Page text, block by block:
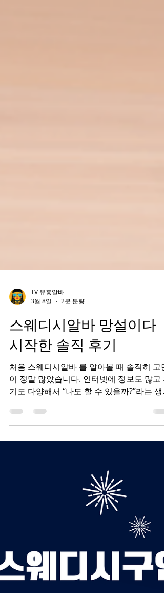
3월 8일
2분 분량
스웨디시알바 망설이다
시작한 솔직 후기
처음 스웨디시알바 를 알아볼 때 솔직히 고민
기도 다양해서 “나도 할 수 있을까?”라는 생
이 계속 들었거든요. 하지만 막상 시작해 보
생각보다 괜찮았고, 지금은 왜 많은 사람들이
솔직하게 정리해 보겠습니다. 스웨디시알바
처음에는 걱정이 많았던 이유 처음 스웨디시
알바를 검색했을 때 가장 걱정했던 부분은 크
게 세 가지였습니다. 첫 번째는 일이 어렵지
혀 없었기 때문에 기술을 배우기 어렵거나 손
님 응대가 힘들지 않을까 걱정했습니다. 두
째는 근무 환경 이었습니다. 어떤 업소인지,
위기는 어떤지 알 수 없기 때문에 안전한 곳